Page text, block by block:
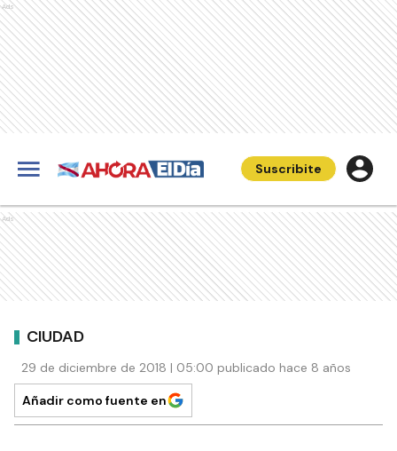
Ads
Suscribite
Ads
CIUDAD
29 de diciembre de 2018 | 05:00 publicado hace 8 años
Añadir como fuente en